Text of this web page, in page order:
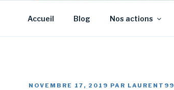
Accueil Blog Nos actions
NOVEMBRE 17, 2019 PAR LAURENT99